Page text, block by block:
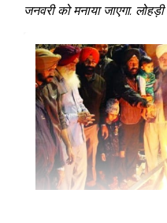
जनवरी को मनाया जाएगा.